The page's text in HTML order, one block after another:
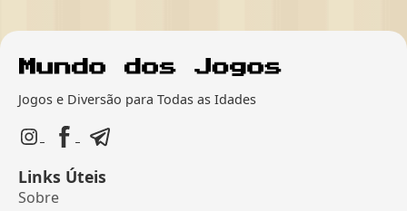
Jogos e Diversão para Todas as Idades
Links Úteis
Sobre